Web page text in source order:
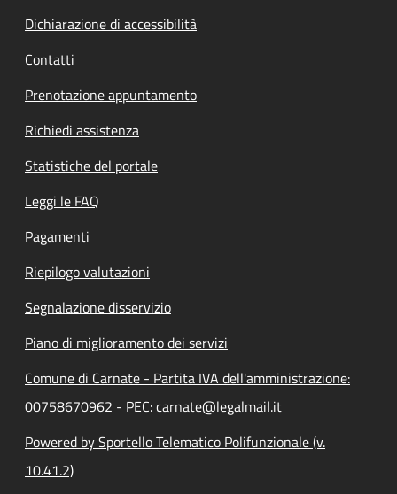
Dichiarazione di accessibilità
Contatti
Prenotazione appuntamento
Richiedi assistenza
Statistiche del portale
Leggi le FAQ
Pagamenti
Riepilogo valutazioni
Segnalazione disservizio
Piano di miglioramento dei servizi
Comune di Carnate - Partita IVA dell'amministrazione:
00758670962 - PEC: carnate@legalmail.it
Powered by Sportello Telematico Polifunzionale (v.
10.41.2)